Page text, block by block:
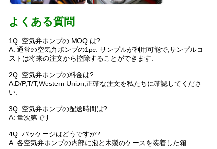
の
場
合
見
依
頼
よくある質問
1Q: 空気弁ポンプの MOQ は?
A: 通常の空気弁ポンプの1pc. サンプルが利用可能で,サンプルコ
ストは将来の注文から控除することができます.
2Q: 空気弁ポンプの料金は?
A:D/P,T/T,Western Union,正確な注文を私たちに確認してくださ
い.
3Q: 空気弁ポンプの配送時間は?
A: 量次第です
4Q: パッケージはどうですか?
A: 各空気弁ポンプの内部に泡と木製のケースを装着した箱.